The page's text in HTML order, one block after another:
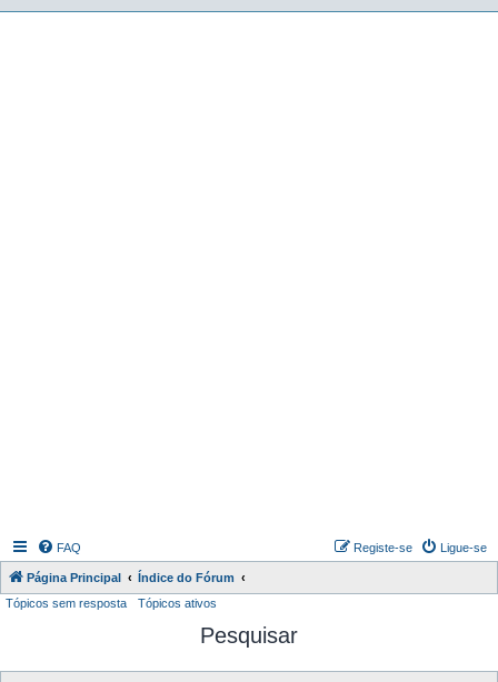
FAQ Ligue-se
Registe-se
Página Principal
Índice do Fórum
Tópicos sem resposta
Tópicos ativos
Pesquisar